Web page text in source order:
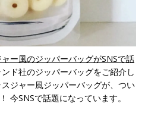
ー風のジッパーバッグがSNSで話
ンド社のジッパーバッグをご紹介し
ジャー風ジッパーバッグが、つい
今SNSで話題になっています。